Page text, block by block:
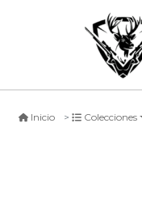
Inicio Colecciones